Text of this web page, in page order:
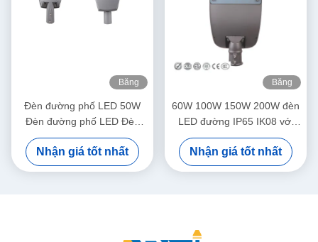
Băng
Đèn đường phố LED 50W
Đèn đường phố LED Đèn
đường phố 100W -300W
Đèn đường phố LED được
phê duyệt RoHS Được sử
Nhận giá tốt nhất
Băng
60W 100W 150W 200W đèn
LED đường IP65 IK08 với
đèn đậu xe LED CE
Nhận giá tốt nhất